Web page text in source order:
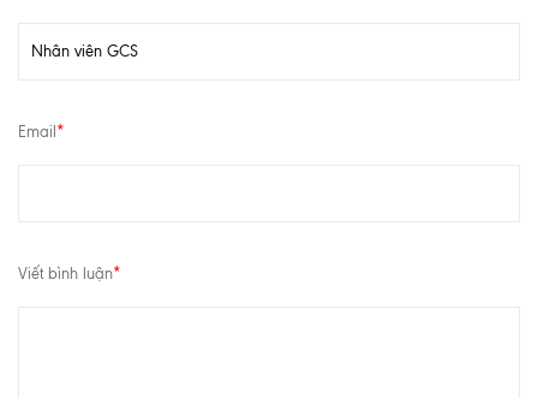
Email *
Viết bình luận*